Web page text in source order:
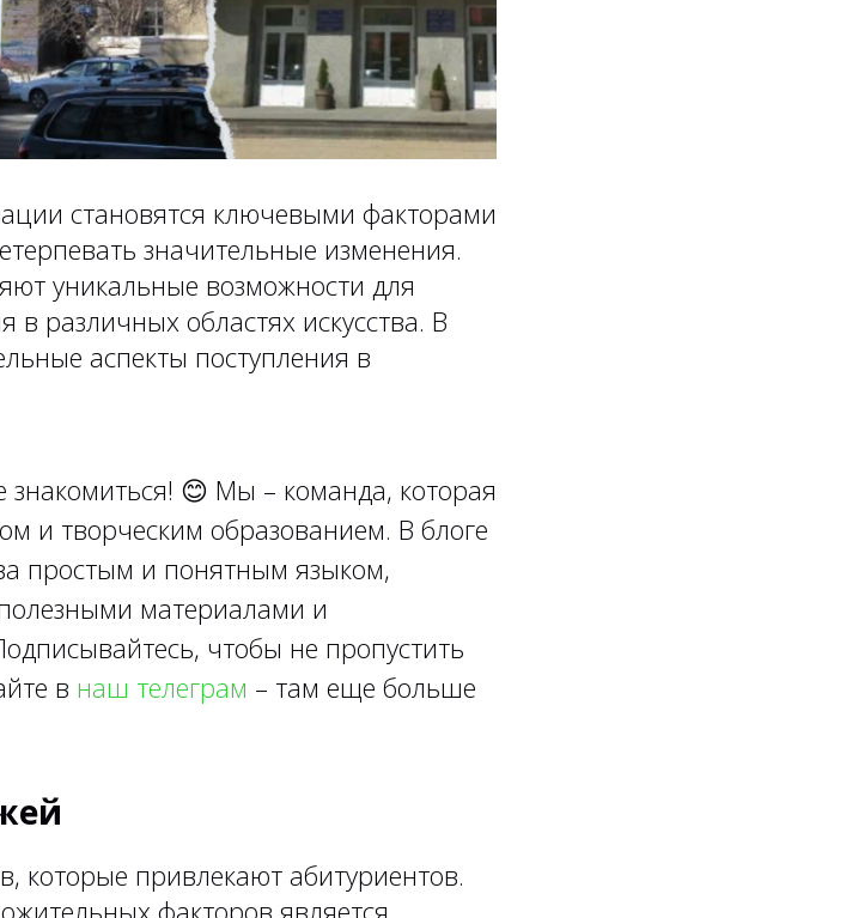
становятся ключевыми факторами
значительные изменения.
уникальные возможности для
в различных областях искусства. В
аспекты поступления в
😊 Мы – команда, которая
и творческим образованием. В блоге
простым и понятным языком,
материалами и
чтобы не пропустить
в наш телеграм – там еще больше
которые привлекают абитуриентов.